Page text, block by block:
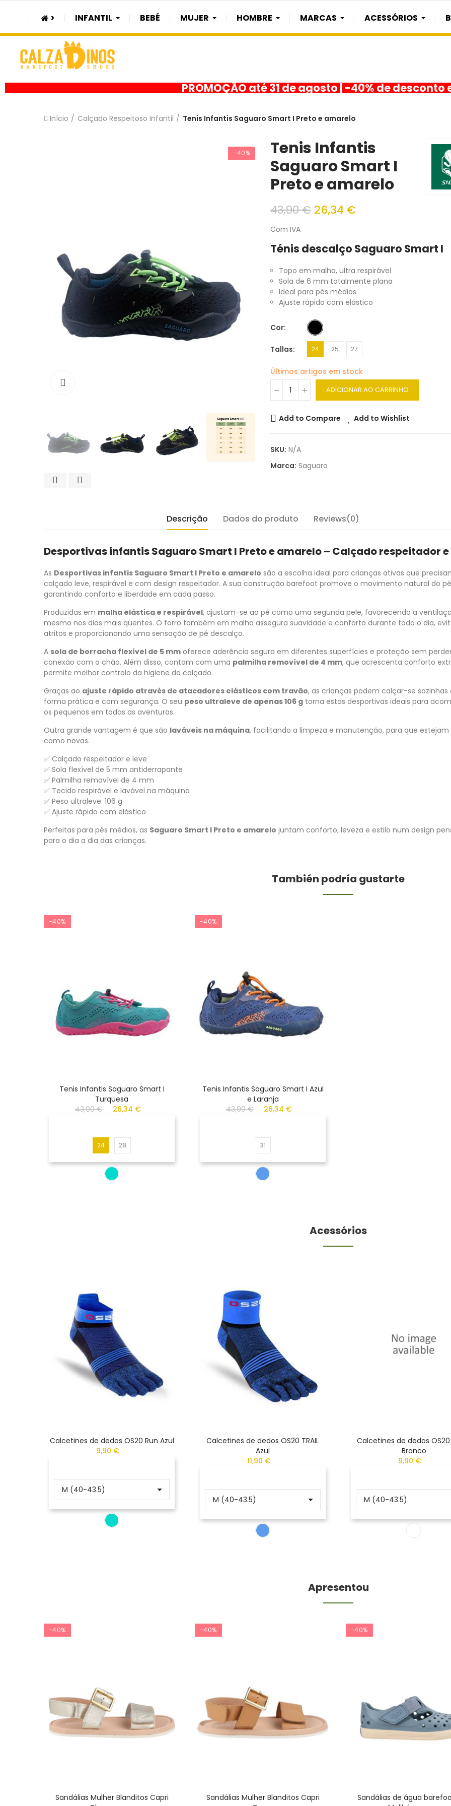
> INFANTIL BEBÉ MUJER HOMBRE MARCAS ACESSÓRIOS
PROMOÇÃO até 31 de agosto | -40% de desconto
Início Calçado Respeitoso Infantil Tenis Infantis Saguaro Smart I Preto e amarelo
-40%
Tenis Infantis
Saguaro Smart I
Preto e amarelo
43,90 € 26,34 €
Com IVA
Ténis descalço Saguaro Smart I
Topo em malha, ultra respirável
Sola de 6 mm totalmente plana
Ideal para pés médios
Ajuste rápido com elástico
Cor
Tallas 24 25 27
Últimos artigos em stock
ADICIONAR AO CARRINHO
Add to Compare Add to Wishlist
SKU: N/A
Marca: Saguaro
Descrição Dados do produto Reviews(0)
Desportivas infantis Saguaro Smart I Preto e amarelo – Calçado respeitador e
As Desportivas infantis Saguaro Smart I Preto e amarelo são a escolha ideal para crianças ativas que
calçado leve, respirável e com design respeitador. A sua construção barefoot promove o movimento natural do
garantindo conforto e liberdade em cada passo.
Produzidas em malha elástica e respirável, ajustam-se ao pé como uma segunda pele, favorecendo a
mesmo nos dias mais quentes. O forro também em malha assegura suavidade e conforto durante todo o dia,
atritos e proporcionando uma sensação de pé descalço.
A sola de borracha flexível de 5 mm oferece aderência segura em diferentes superfícies e proteção sem
conexão com o chão. Além disso, contam com uma palmilha removível de 4 mm, que acrescenta conforto
permite melhor controlo da higiene do calçado.
Graças ao ajuste rápido através de atacadores elásticos com travão, as crianças podem calçar-se sozinhas
forma prática e com segurança. O seu peso ultraleve de apenas 106 g torna estas desportivas ideais para
os pequenos em todas as aventuras.
Outra grande vantagem é que são laváveis na máquina, facilitando a limpeza e manutenção, para que
como novas.
✅ Calçado respeitador e leve
✅ Sola flexível de 5 mm antiderrapante
✅ Palmilha removível de 4 mm
✅ Tecido respirável e lavável na máquina
✅ Peso ultraleve: 106 g
✅ Ajuste rápido com elástico
Perfeitas para pés médios, as Saguaro Smart I Preto e amarelo juntam conforto, leveza e estilo num design
para o dia a dia das crianças.
También podría gustarte
-40%
Tenis Infantis Saguaro Smart I
Turquesa
43,90 €
26,34 €
24 28
-40%
Tenis Infantis Saguaro Smart I Azul
e Laranja
43,90 €
26,34 €
31
Acessórios
Calcetines de dedos OS20 Run Azul
9,90 €
Calcetines de dedos OS20 TRAIL
Azul
11,90 €
Calcetines de dedos
Branco
9,90 €
Apresentou
-40%
Sandálias Mulher Blanditos Capri
-40%
Sandálias Mulher Blanditos Capri
-40%
Sandálias de água